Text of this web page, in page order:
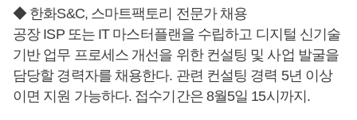
◆ 한화S&C, 스마트팩토리 전문가 채용
공장 ISP 또는 IT 마스터플랜을 수립하고 디지털 신기술
기반 업무 프로세스 개선을 위한 컨설팅 및 사업 발굴을
담당할 경력자를 채용한다. 관련 컨설팅 경력 5년 이상
이면 지원 가능하다. 접수기간은 8월5일 15시까지.